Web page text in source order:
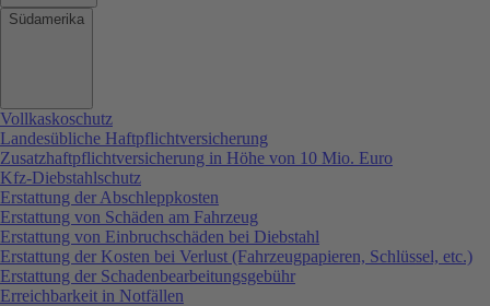
Südamerika
Vollkaskoschutz
Landesübliche Haftpflichtversicherung
Zusatzhaftpflichtversicherung in Höhe von 10 Mio. Euro
Kfz-Diebstahlschutz
Erstattung der Abschleppkosten
Erstattung von Schäden am Fahrzeug
Erstattung von Einbruchschäden bei Diebstahl
Erstattung der Kosten bei Verlust (Fahrzeugpapieren, Schlüssel, etc.)
Erstattung der Schadenbearbeitungsgebühr
Erreichbarkeit in Notfällen